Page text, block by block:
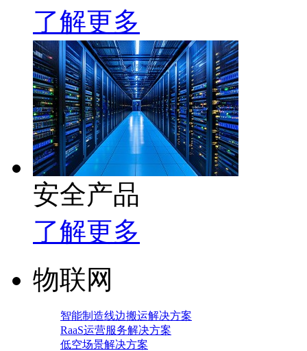
了解更多
安全产品
了解更多
物联网
智能制造线边搬运解决方案
RaaS运营服务解决方案
低空场景解决方案